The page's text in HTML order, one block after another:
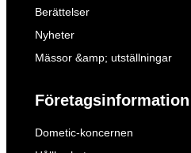
Berättelser
Nyheter
Mässor &amp; utställningar
Företagsinformation
Dometic-koncernen